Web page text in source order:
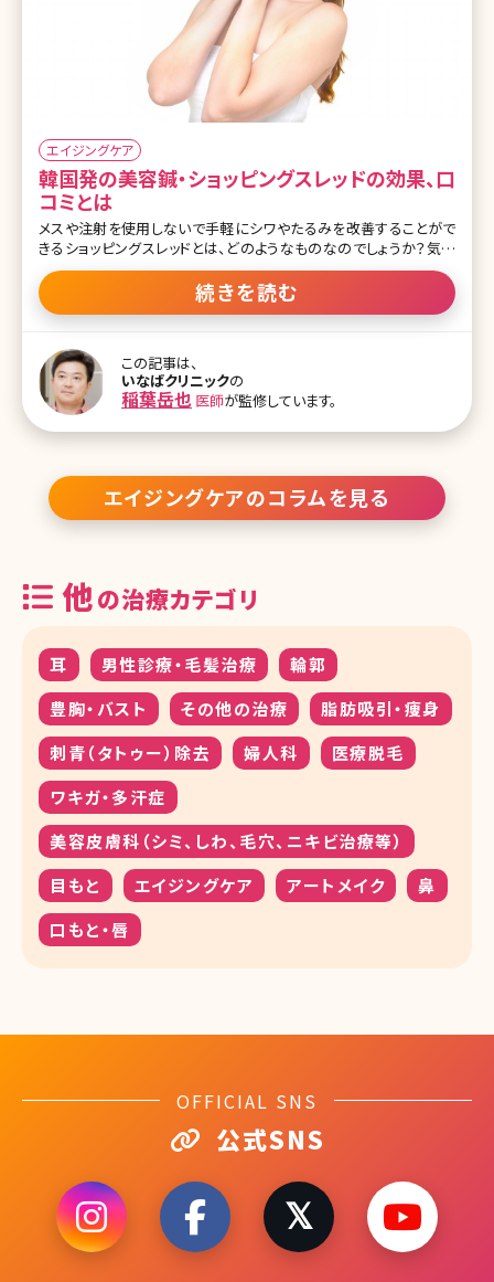
エイジングケア
韓国発の美容鍼・ショッピングスレッドの効果、口
コミとは
メスや注射を使用しないで手軽にシワやたるみを改善することがで
きるショッピングスレッドとは、どのようなものなのでしょうか？気に
なるメリットやデメリット、治療方法を紹介します。ショッピングスレッ
ドを検討するさいに参考にしてみてくださいね。 目次 1.ショッピング
スレッドとは 2.ショッピングスレッドとのフェイスリフトの違い 3.スレッ
スレッドのデメリット 6.ショッピングスレッドの施術方法 7.まとめ 1.シ
ョッピングスレッドとは 加齢とともにコラーゲンが減少すると、顔の
たるみやシワが気になる人も多いのではないでしょうか。セルフケア
ではなかなか改善しない場合に効果的な方法がショッピングスレッ
ドです。ショッピングスレッドの他にウルトラVリ
続きを読む
この記事は、
いなばクリニックの
稲葉岳也 医師が監修しています。
エイジングケアのコラムを見る
他の治療カテゴリ
耳 男性診療・毛髪治療
輪郭
豊胸・バスト
その他の治療
脂肪吸引・痩身
刺青（タトゥー）除去
婦人科
医療脱毛
ワキガ・多汗症
美容皮膚科（シミ、しわ、毛穴、ニキビ治療等）
目もと
エイジングケア アートメイク
鼻
口もと・唇
OFFICIAL SNS
公式SNS